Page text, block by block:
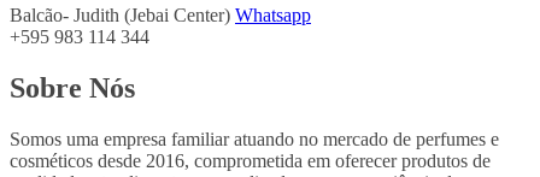
Balcão- Judith (Jebai Center) Whatsapp
+595 983 114 344
Sobre Nós
Somos uma empresa familiar atuando no mercado de perfumes e
cosméticos desde 2016, comprometida em oferecer produtos de